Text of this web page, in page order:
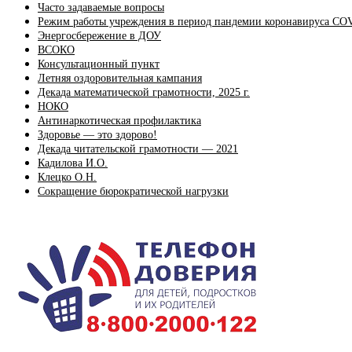
Часто задаваемые вопросы
Режим работы учреждения в период пандемии коронавируса
Энергосбережение в ДОУ
ВСОКО
Консультационный пункт
Летняя оздоровительная кампания
Декада математической грамотности, 2025 г.
НОКО
Антинаркотическая профилактика
Здоровье — это здорово!
Декада читательской грамотности — 2021
Кадилова И.О.
Клецко О.Н.
Сокращение бюрократической нагрузки